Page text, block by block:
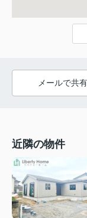
メールで共
近隣の物件